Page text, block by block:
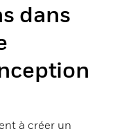
dans
à créer un